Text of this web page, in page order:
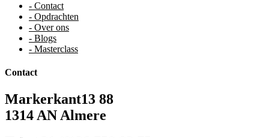
- Contact
- Opdrachten
- Over ons
- Blogs
- Masterclass
Contact
Markerkant13 88
1314 AN Almere